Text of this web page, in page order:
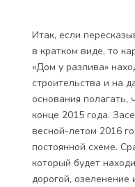
Итак, если
в кратком виде, то
«Дом у разлива»
строительства и на
основания полагать,
конце 2015 года.
весной-летом 2016
постоянной схеме.
который будет
дорогой, озеленение